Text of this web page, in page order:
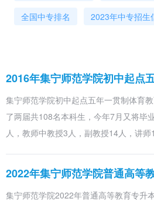
全国中专排名 2023年中专招生
2016年集宁师范学院初中起点
集宁师范学院初中起点五年一贯制体育
了两届共108名本科生，今年7月又将毕
人，教师中教授3人，副教授14人，讲
2022年集宁师范学院普通高等
集宁师范学院2022年普通高等教育专升